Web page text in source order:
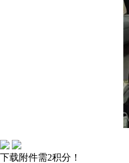
下载附件需2积分！